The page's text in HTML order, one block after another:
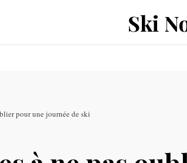
Ski
pour une journée de ski